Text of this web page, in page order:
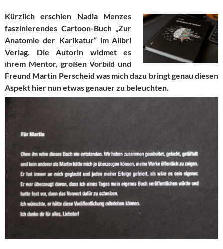
Kürzlich erschien Nadia Menzes
faszinierendes Cartoon-Buch „Zur
Anatomie der Karikatur“ im Alibri
Verlag. Die Autorin widmet es
ihrem Mentor, großen Vorbild und
Freund Martin Perscheid was mich dazu bringt genau diesen
Aspekt hier nun etwas genauer zu beleuchten.